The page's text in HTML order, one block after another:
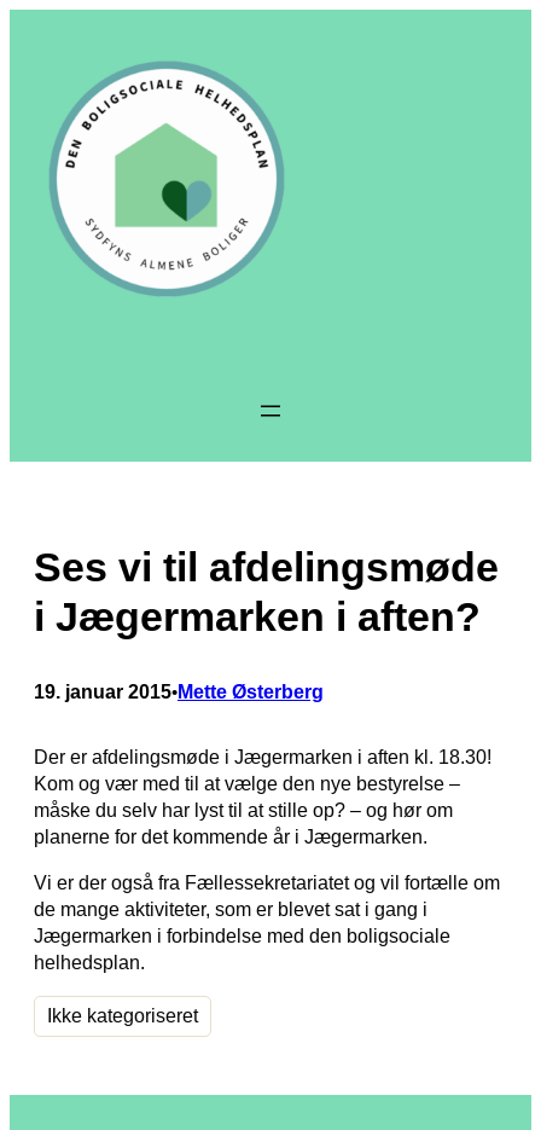
Ses vi til afdelingsmøde
i Jægermarken i aften?
19. januar 2015•Mette Østerberg
Der er afdelingsmøde i Jægermarken i aften kl. 18.30!
Kom og vær med til at vælge den nye bestyrelse –
måske du selv har lyst til at stille op? – og hør om
planerne for det kommende år i Jægermarken.
Vi er der også fra Fællessekretariatet og vil fortælle om
de mange aktiviteter, som er blevet sat i gang i
Jægermarken i forbindelse med den boligsociale
helhedsplan.
Ikke kategoriseret